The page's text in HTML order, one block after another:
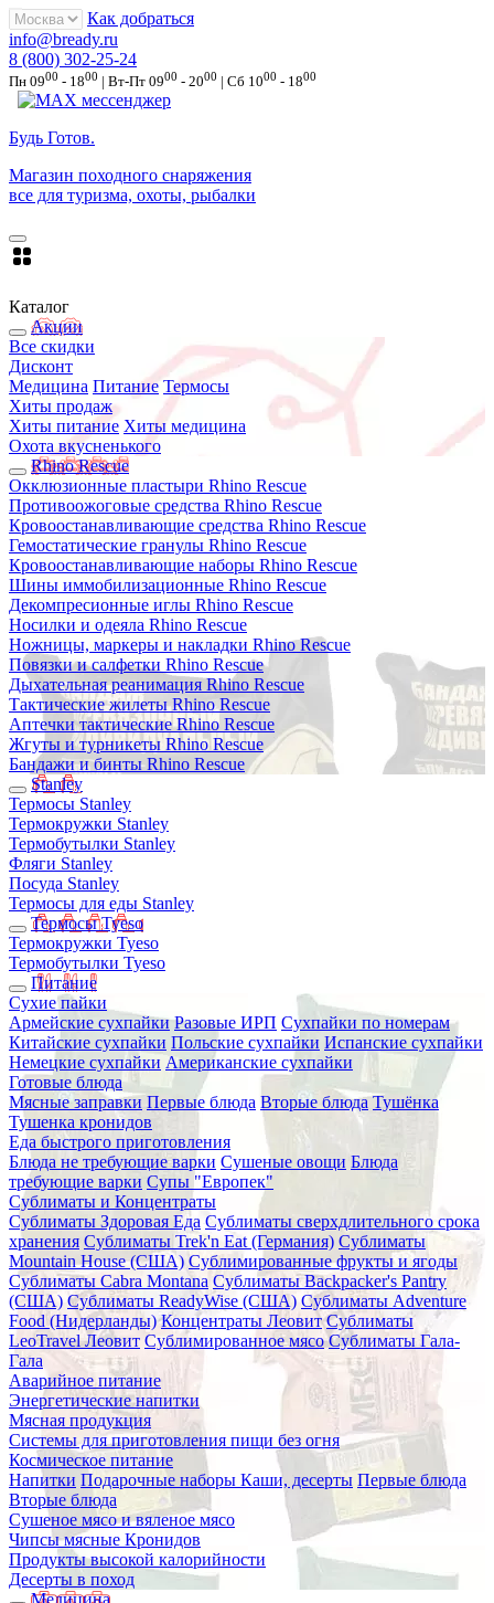
Как добраться
info@bready.ru
8 (800) 302-25-24
Пн 0900 - 1800 | Вт-Пт 0900 - 2000 | Сб 1000 - 1800
Будь Готов.
Магазин походного снаряжения
все для туризма, охоты, рыбалки
Каталог
Акции
Все скидки
Дисконт
Медицина Питание Термосы
Хиты продаж
Хиты питание Хиты медицина
Охота вкусненького
Rhino Rescue
Окклюзионные пластыри Rhino Rescue
Противоожоговые средства Rhino Rescue
Кровоостанавливающие средства Rhino Rescue
Гемостатические гранулы Rhino Rescue
Кровоостанавливающие наборы Rhino Rescue
Шины иммобилизационные Rhino Rescue
Декомпресионные иглы Rhino Rescue
Носилки и одеяла Rhino Rescue
Ножницы, маркеры и накладки Rhino Rescue
Повязки и салфетки Rhino Rescue
Дыхательная реанимация Rhino Rescue
Тактические жилеты Rhino Rescue
Аптечки тактические Rhino Rescue
Жгуты и турникеты Rhino Rescue
Бандажи и бинты Rhino Rescue
Stanley
Термосы Stanley
Термокружки Stanley
Термобутылки Stanley
Фляги Stanley
Посуда Stanley
Термосы для еды Stanley
Термосы Tyeso
Термокружки Tyeso
Термобутылки Tyeso
Питание
Сухие пайки
Армейские сухпайки Разовые ИРП Сухпайки по номерам
Китайские сухпайки Польские сухпайки Испанские сухпайки
Немецкие сухпайки Американские сухпайки
Готовые блюда
Мясные заправки Первые блюда Вторые блюда Тушёнка
Тушенка кронидов
Еда быстрого приготовления
Блюда не требующие варки Сушеные овощи Блюда
требующие варки Супы "Европек"
Сублиматы и Концентраты
Сублиматы Здоровая Еда Сублиматы сверхдлительного срока
хранения Сублиматы Trek'n Eat (Германия) Сублиматы
Mountain House (США) Сублимированные фрукты и ягоды
Сублиматы Cabra Montana Сублиматы Backpacker's Pantry
(США) Сублиматы ReadyWise (США) Сублиматы Adventure
Food (Нидерланды) Концентраты Леовит Сублиматы
LeoTravel Леовит Сублимированное мясо Сублиматы Гала-
Гала
Аварийное питание
Энергетические напитки
Мясная продукция
Системы для приготовления пищи без огня
Космическое питание
Напитки Подарочные наборы Каши, десерты Первые блюда
Вторые блюда
Сушеное мясо и вяленое мясо
Чипсы мясные Кронидов
Продукты высокой калорийности
Десерты в поход